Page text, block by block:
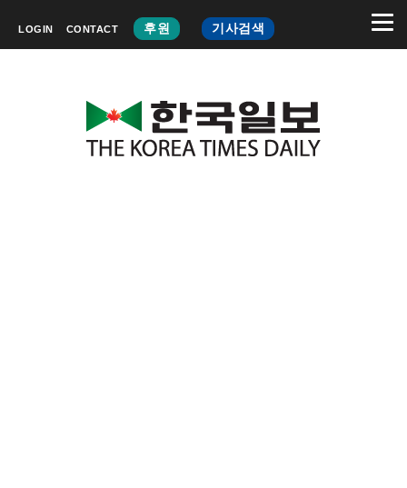
LOGIN CONTACT 후원 기사검색